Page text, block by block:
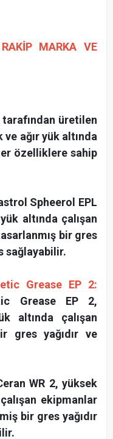
MARKA VE
üretilen
ve ağır yük altında
özelliklere sahip
Spheerol EPL
altında çalışan
bir gres
sağlayabilir.
Grease EP 2:
Grease EP 2,
altında çalışan
gres yağıdır ve
WR 2, yüksek
ekipmanlar
bir gres yağıdır